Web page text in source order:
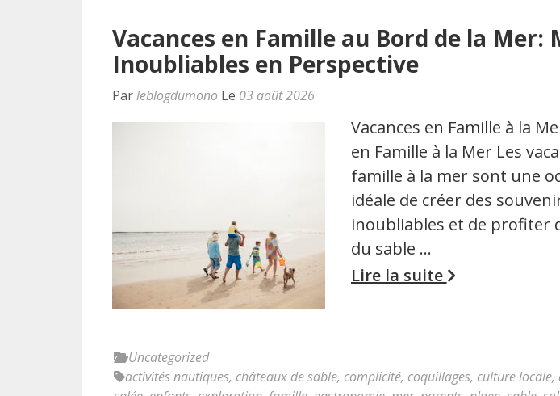
Vacances en Famille au Bord de la Mer:
Inoubliables en Perspective
Parleblogdumono Le 03 août 2026
Vacances en Famille à la
en Famille à la Mer Les
famille à la mer sont une
idéale de créer des
inoubliables et de profiter
du sable …
Lire la suite
Uncategorized
activités nautiques, châteaux de sable, complicité, coquillages, culture locale,